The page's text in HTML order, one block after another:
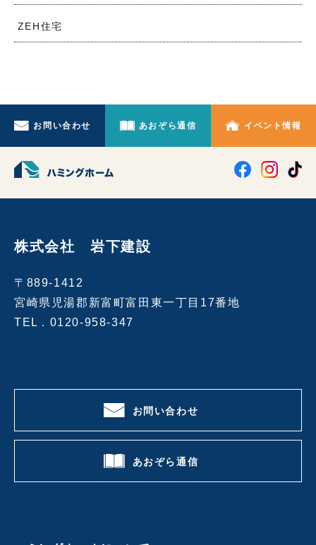
ZEH住宅
お問い合わせ あおぞら通信 イベント情報
株式会社 岩下建設
〒889-1412
宮崎県児湯郡新富町富田東一丁目17番地
TEL . 0120-958-347
お問い合わせ
あおぞら通信